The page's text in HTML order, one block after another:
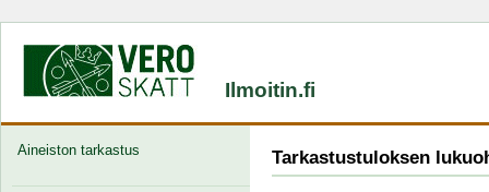
Ilmoitin.fi
Aineiston tarkastus Tarkastustuloksen